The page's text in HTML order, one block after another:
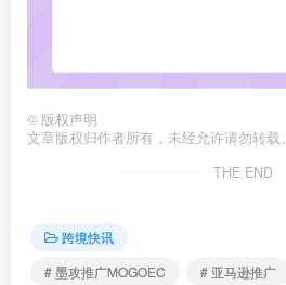
© 版权声明
文章版权归作者所有，未经允许请勿转载。
THE END
跨境快讯
# 墨攻推广MOGOEC
# 亚马逊推广